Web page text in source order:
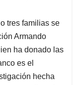
tres familias se
Armando
ha donado las
es el
hecha